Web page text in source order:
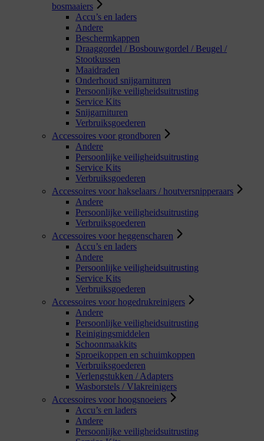
bosmaaiers
Accu’s en laders
Andere
Beschermkappen
Draaggordel / Bosbouwgordel / Beugel /
Stootkussen
Maaidraden
Onderhoud snijgarnituren
Persoonlijke veiligheidsuitrusting
Service Kits
Snijgarnituren
Verbruiksgoederen
Accessoires voor grondboren
Andere
Persoonlijke veiligheidsuitrusting
Service Kits
Verbruiksgoederen
Accessoires voor hakselaars / houtversnipperaars
Andere
Persoonlijke veiligheidsuitrusting
Verbruiksgoederen
Accessoires voor heggenscharen
Accu’s en laders
Andere
Persoonlijke veiligheidsuitrusting
Service Kits
Verbruiksgoederen
Accessoires voor hogedrukreinigers
Andere
Persoonlijke veiligheidsuitrusting
Reinigingsmiddelen
Schoonmaakkits
Sproeikoppen en schuimkoppen
Verbruiksgoederen
Verlengstukken / Adapters
Wasborstels / Vlakreinigers
Accessoires voor hoogsnoeiers
Accu’s en laders
Andere
Persoonlijke veiligheidsuitrusting